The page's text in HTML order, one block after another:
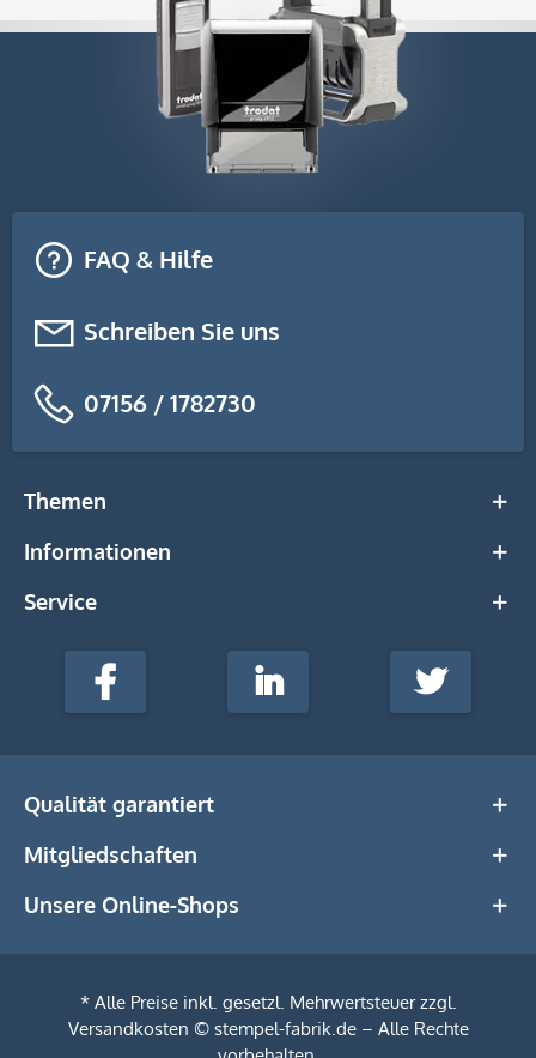
FAQ & Hilfe
Schreiben Sie uns
07156 / 1782730
Themen
Informationen
Service
stempel-
Media
Facebook LinkedIn Twitter
Qualität garantiert
Mitgliedschaften
Unsere Online-Shops
* Alle Preise inkl. gesetzl. Mehrwertsteuer zzgl.
Versandkosten © stempel-fabrik.de – Alle Rechte